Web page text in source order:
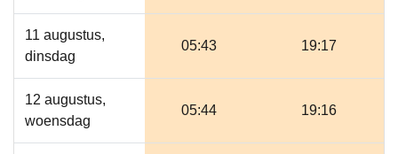
11 augustus,
dinsdag
05:43 19:17
12 augustus,
woensdag
05:44 19:16